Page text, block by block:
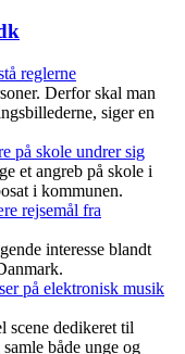
reglerne
Derfor skal man
siger en
på skole undrer sig
et angreb på skole i
i kommunen.
rejsemål fra
interesse blandt
på elektronisk musik
scene dedikeret til
både unge og